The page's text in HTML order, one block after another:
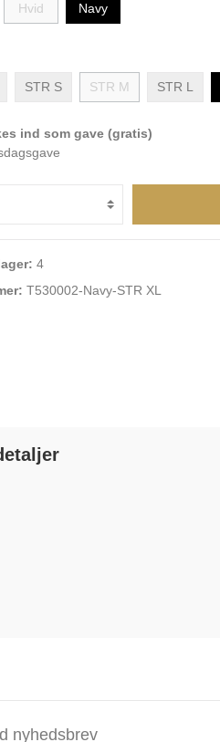
Hvid Navy
STR S STR M STR L
ind som gave (gratis)
4
T530002-Navy-STR XL
nyhedsbrev